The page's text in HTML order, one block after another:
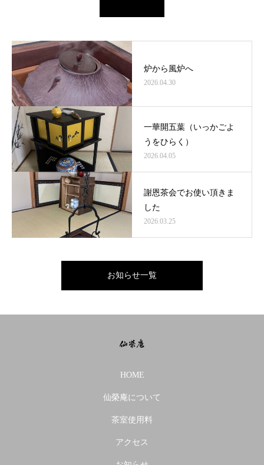
炉から風炉へ
2026.04.30
一華開五葉（いっかごよ
うをひらく）
2026.04.05
謝恩茶会でお使い頂きま
した
2026.03.25
お知らせ一覧
HOME
仙榮庵について
茶室使用料
アクセス